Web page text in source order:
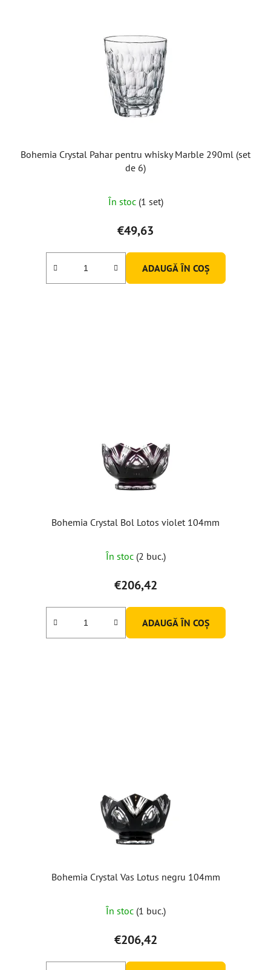
Bohemia Crystal Pahar pentru whisky Marble 290ml (set
de 6)
În stoc (1 set)
€49,63
ADAUGĂ ÎN COŞ
Bohemia Crystal Bol Lotos violet 104mm
În stoc (2 buc.)
€206,42
ADAUGĂ ÎN COŞ
Bohemia Crystal Vas Lotus negru 104mm
În stoc (1 buc.)
€206,42